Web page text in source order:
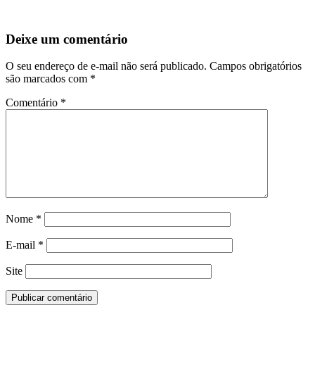
Deixe um comentário
O seu endereço de e-mail não será publicado. Campos obrigatórios
são marcados com *
Comentário *
Nome *
E-mail *
Site